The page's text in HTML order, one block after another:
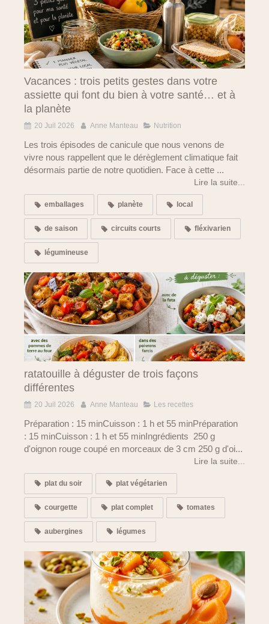
Vacances : trois petits gestes dans votre
assiette qui font du bien à votre santé… et à
la planète
20 Juil 2026 Anne Manteau Nutrition
Les trois épisodes de canicule que nous venons de
vivre nous rappellent que le dérèglement climatique fait
désormais partie de notre quotidien. Face à cette ...
Lire la suite...
emballages planète local
de saison circuits courts fléxivarien
légumineuse
ratatouille à déguster de trois façons
différentes
20 Juil 2026 Anne Manteau Les recettes
Préparation : 15 minCuisson : 1 h et 55 minPréparation
: 15 minCuisson : 1 h et 55 minIngrédients 250 g
d'oignon rouge coupé en morceaux de 3 cm 250 g d'oi...
Lire la suite...
plat du soir plat végétarien
courgette plat complet tomates
aubergines légumes